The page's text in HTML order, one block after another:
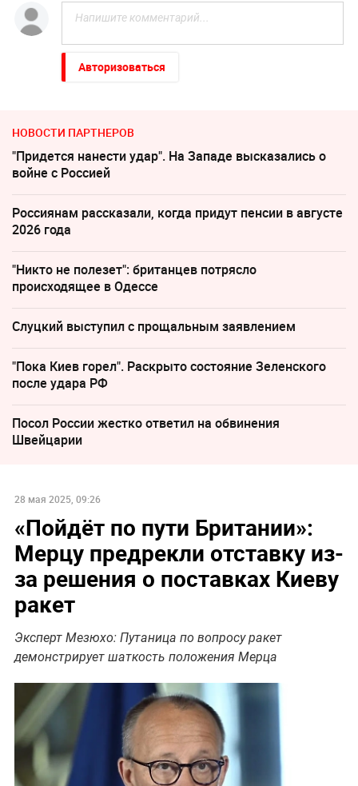
Авторизоваться
НОВОСТИ ПАРТНЕРОВ
"Придется нанести удар". На Западе высказались о
войне с Россией
Россиянам рассказали, когда придут пенсии в августе
2026 года
"Никто не полезет": британцев потрясло
происходящее в Одессе
Слуцкий выступил с прощальным заявлением
"Пока Киев горел". Раскрыто состояние Зеленского
после удара РФ
Посол России жестко ответил на обвинения
Швейцарии
28 мая 2025, 09:26
«Пойдёт по пути Британии»:
Мерцу предрекли отставку из-
за решения о поставках Киеву
ракет
Эксперт Мезюхо: Путаница по вопросу ракет
демонстрирует шаткость положения Мерца